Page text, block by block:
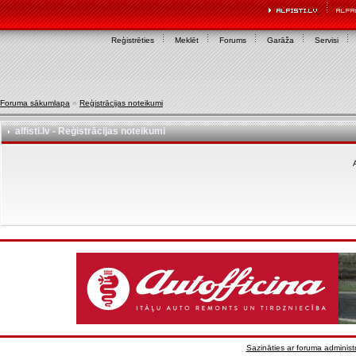
Reģistrēties Meklēt Forums Garāža Servisi
Foruma sākumlapa » Reģistrācijas noteikumi
alfisti.lv - Reģistrācijas noteikumi
Sazināties ar foruma